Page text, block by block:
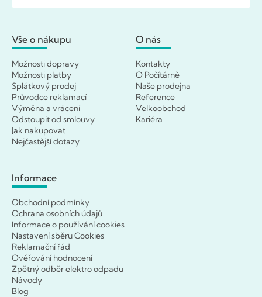
Vše o nákupu
Možnosti dopravy
Možnosti platby
Splátkový prodej
Průvodce reklamací
Výměna a vrácení
Odstoupit od smlouvy
Jak nakupovat
Nejčastější dotazy
O nás
Kontakty
O Počítárně
Naše prodejna
Reference
Velkoobchod
Kariéra
Informace
Obchodní podmínky
Ochrana osobních údajů
Informace o používání cookies
Nastavení sběru Cookies
Reklamační řád
Ověřování hodnocení
Zpětný odběr elektro odpadu
Návody
Blog